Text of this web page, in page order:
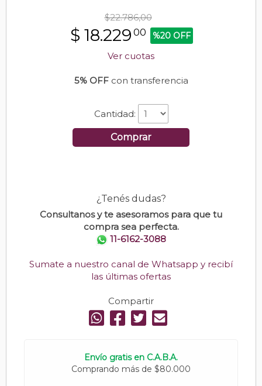
$22.786,00
$ 18.229 00 %20 OFF
Ver cuotas
5% OFFcon transferencia
Cantidad:
Comprar
¿Tenés dudas?
Consultanos y te asesoramos para que tu
compra sea perfecta.
11-6162-3088
Sumate a nuestro canal de Whatsapp y recibí
las últimas ofertas
Compartir
Envío gratis en C.A.B.A.
Comprando más de $80.000